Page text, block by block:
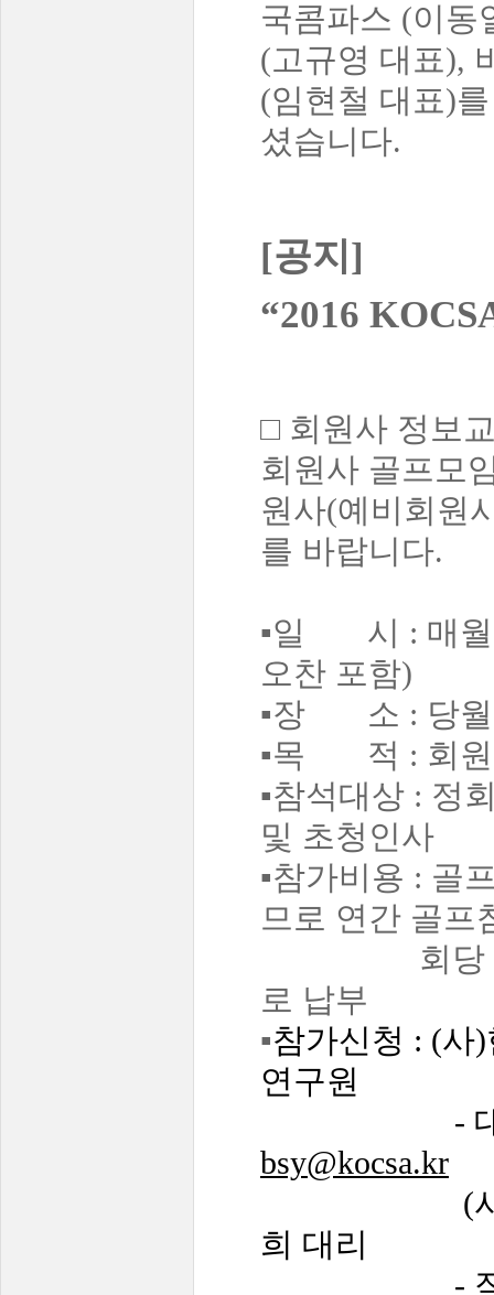
국콤파스 (이동
(고규영 대표),
(임현철 대표)
셨습니다.
[공지]
“2016
□ 회원사 정보
회원사 골프모
원사(예비회원
를 바랍니다.
▪일 시 : 매월
오찬 포함)
▪장 소 : 당월
▪목 적 : 회원
▪참석대상 : 정
및 초청인사
▪참가비용 : 골
므로 연간 골프
회당 30만
로 납부
▪참가신청 : (사
연구원
- 대표번호
bsy@kocsa.kr
(사)한국컨
희 대리
- 직통번호